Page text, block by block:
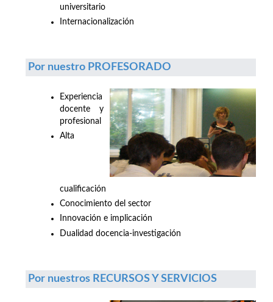
universitario
Internacionalización
Por nuestro PROFESORADO
Experiencia
docente y
profesional
Alta
cualificación
Conocimiento del sector
Innovación e implicación
Dualidad docencia-investigación
Por nuestros RECURSOS Y SERVICIOS